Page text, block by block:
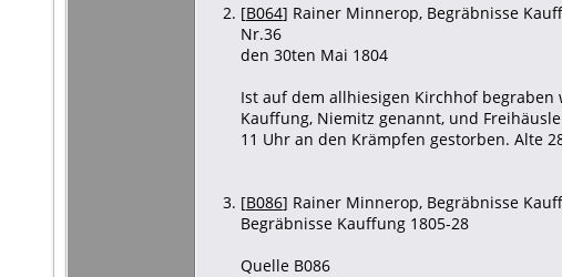
[B064] Rainer Minnerop, Begräbnisse
Nr.36
den 30ten Mai 1804
Ist auf dem allhiesigen Kirchhof begraben
Kauffung, Niemitz genannt, und
11 Uhr an den Krämpfen gestorben. Alte
[B086] Rainer Minnerop, Begräbnisse
Begräbnisse Kauffung 1805-28
Quelle B086